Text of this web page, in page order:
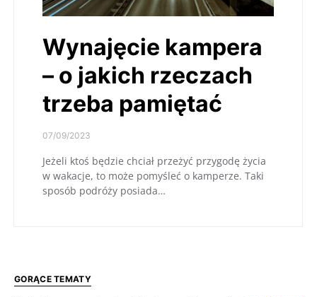
Wynajęcie kampera
– o jakich rzeczach
trzeba pamiętać
07/09/2023
Jeżeli ktoś będzie chciał przeżyć przygodę życia
w wakacje, to może pomyśleć o kamperze. Taki
sposób podróży posiada…
GORĄCE TEMATY